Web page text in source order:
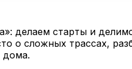
делаем старты и
о сложных трассах,
дома.